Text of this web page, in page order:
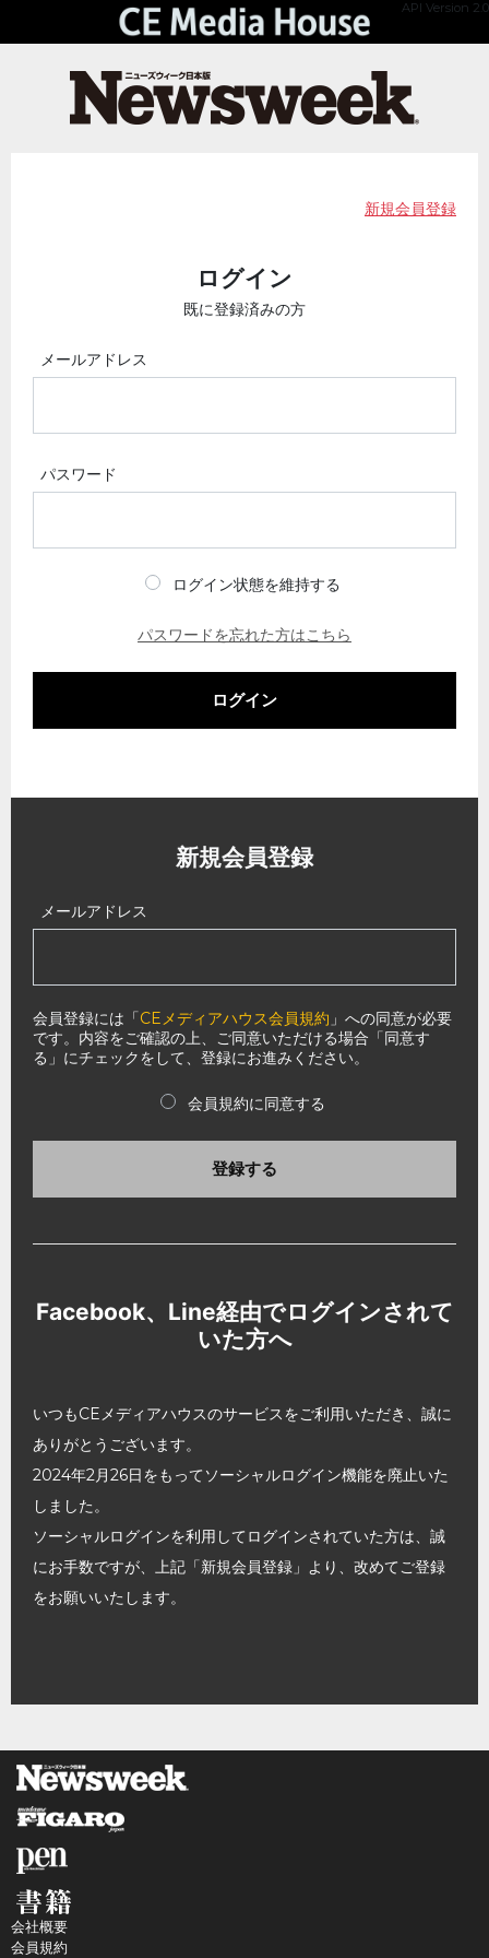
API Version 2.0
新規会員登録
ログイン
既に登録済みの方
メールアドレス
パスワード
ログイン状態を維持する
パスワードを忘れた方はこちら
ログイン
新規会員登録
メールアドレス
会員登録には「CEメディアハウス会員規約 」への同意が必要
です。内容をご確認の上、ご同意いただける場合「同意す
る」にチェックをして、登録にお進みください。
会員規約に同意する
登録する
Facebook、Line経由でログインされて
いた方へ
いつもCEメディアハウスのサービスをご利用いただき、誠に
ありがとうございます。
2024年2月26日をもってソーシャルログイン機能を廃止いた
しました。
ソーシャルログインを利用してログインされていた方は、誠
にお手数ですが、上記「新規会員登録」より、改めてご登録
をお願いいたします。
会社概要
会員規約